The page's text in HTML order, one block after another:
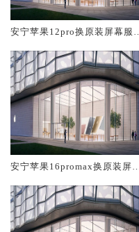
安宁苹果12pro换原装屏幕服务
安宁苹果16promax换原装屏幕